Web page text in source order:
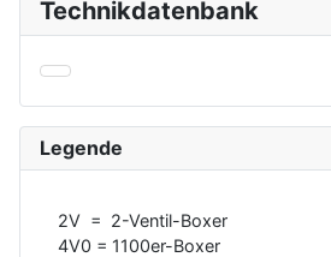
Technikdatenbank
Legende
2V = 2-Ventil-Boxer
4V0 = 1100er-Boxer